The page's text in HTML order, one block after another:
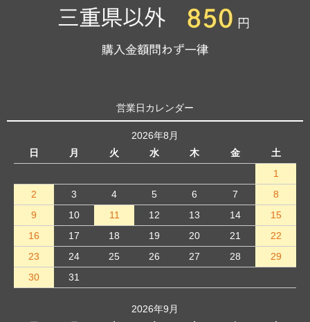
営業日カレンダー
2026年8月
日
月 火 水 木 金
土
1
2
3 4 5 6 7
8
9
10 11 12 13 14
15
16
17 18 19 20 21
22
23
24 25 26 27 28
29
30
31
2026年9月